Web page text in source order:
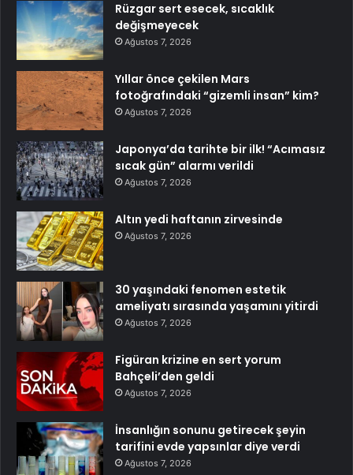
Rüzgar sert esecek, sıcaklık
değişmeyecek
Ağustos 7, 2026
Yıllar önce çekilen Mars
fotoğrafındaki “gizemli insan” kim?
Ağustos 7, 2026
Japonya’da tarihte bir ilk! “Acımasız
sıcak gün” alarmı verildi
Ağustos 7, 2026
Altın yedi haftanın zirvesinde
Ağustos 7, 2026
30 yaşındaki fenomen estetik
ameliyatı sırasında yaşamını yitirdi
Ağustos 7, 2026
Figüran krizine en sert yorum
Bahçeli’den geldi
Ağustos 7, 2026
İnsanlığın sonunu getirecek şeyin
tarifini evde yapsınlar diye verdi
Ağustos 7, 2026